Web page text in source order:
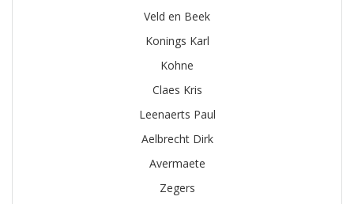
Veld en Beek
Konings Karl
Kohne
Claes Kris
Leenaerts Paul
Aelbrecht Dirk
Avermaete
Zegers